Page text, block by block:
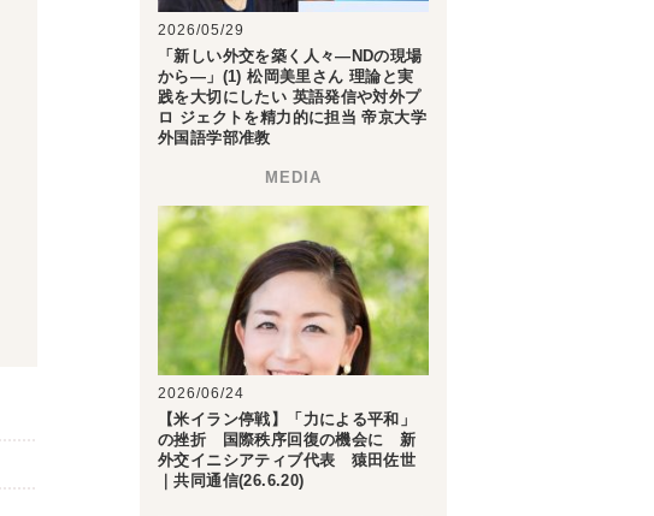
2026/05/29
「新しい外交を築く人々―NDの現場
から―」(1) 松岡美里さん 理論と実
践を大切にしたい 英語発信や対外プ
ロ ジェクトを精力的に担当 帝京大学
外国語学部准教
2026/06/24
【米イラン停戦】「力による平和」
の挫折 国際秩序回復の機会に 新
外交イニシアティブ代表 猿田佐世
｜共同通信(26.6.20)